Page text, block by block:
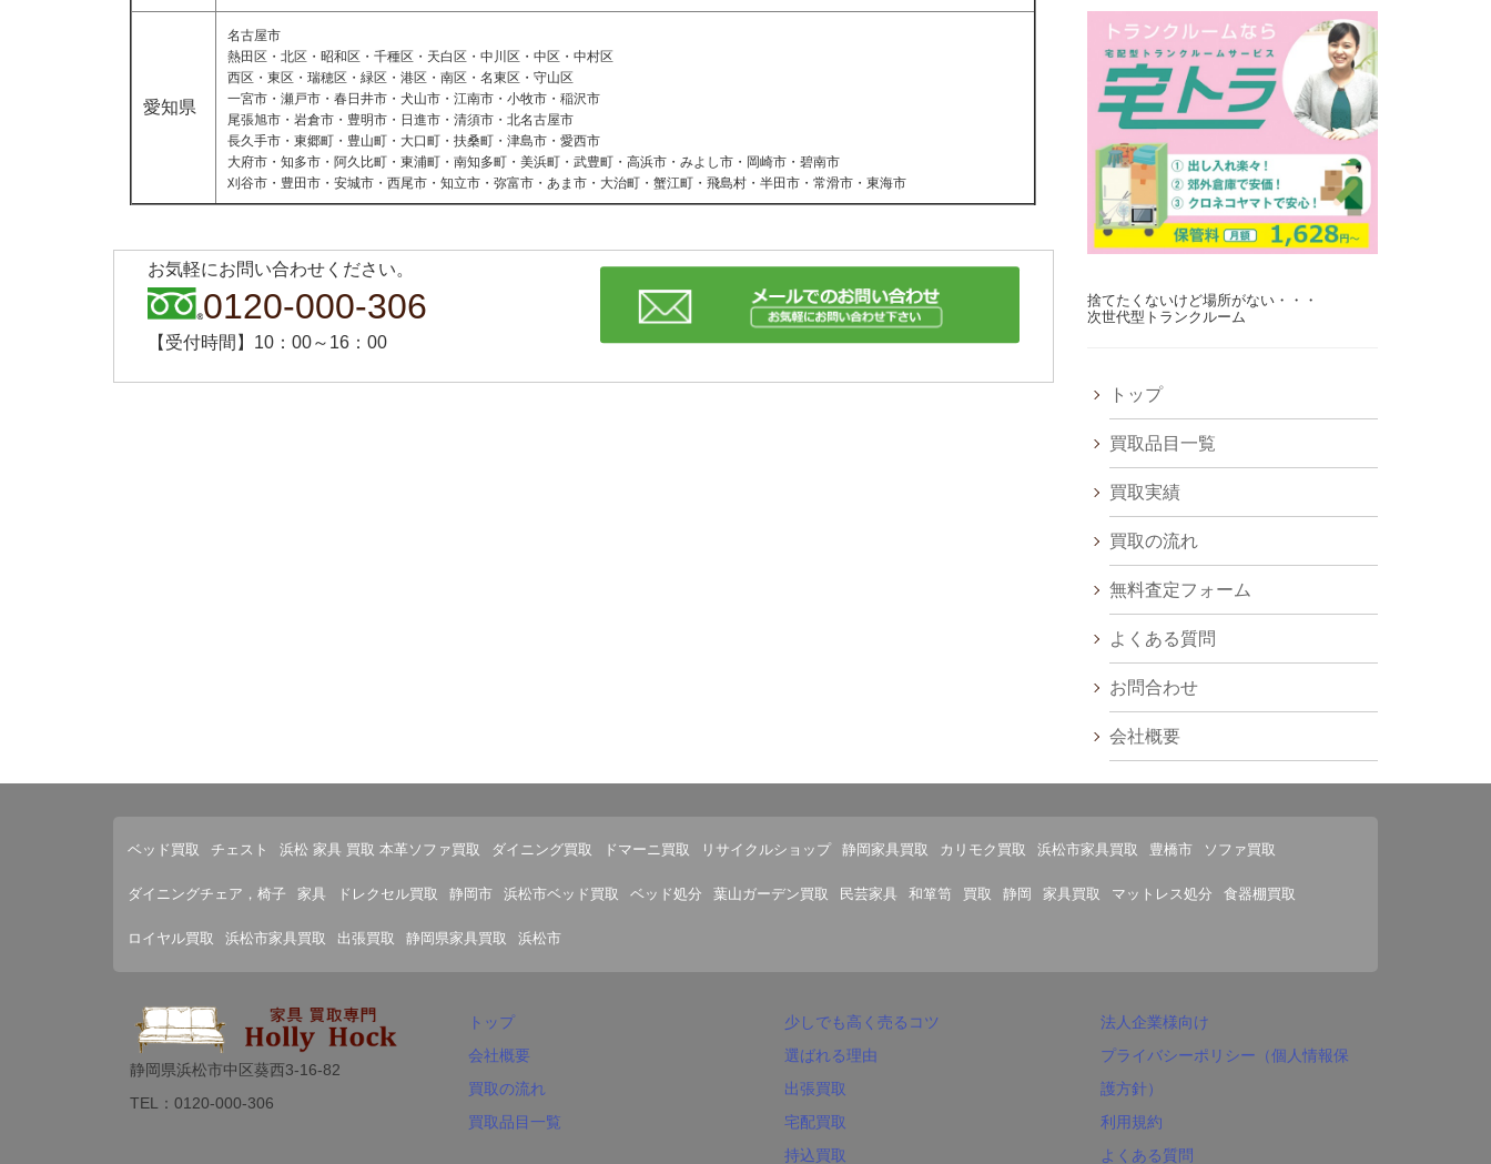
愛知県
名古屋市
熱田区・北区・昭和区・千種区・天白区・中川区・中区・中村区
西区・東区・瑞穂区・緑区・港区・南区・名東区・守山区
一宮市・瀬戸市・春日井市・犬山市・江南市・小牧市・稲沢市
尾張旭市・岩倉市・豊明市・日進市・清須市・北名古屋市
長久手市・東郷町・豊山町・大口町・扶桑町・津島市・愛西市
大府市・知多市・阿久比町・東浦町・南知多町・美浜町・武豊町・高浜市・みよし市・岡崎市・碧南市
刈谷市・豊田市・安城市・西尾市・知立市・弥富市・あま市・大治町・蟹江町・飛島村・半田市・常滑市・東海市
お気軽にお問い合わせください。
0120-000-306
【受付時間】10：00～16：00
捨てたくないけど場所がない・・・
次世代型トランクルーム
トップ
買取品目一覧
買取実績
買取の流れ
無料査定フォーム
よくある質問
お問合わせ
会社概要
ベッド買取 チェスト 浜松 家具 買取 本革ソファ買取 ダイニング買取 ドマーニ買取 リサイクルショップ 静岡家具買取 カリモク買取 浜松市家具買取 豊橋市 ソファ買取
ダイニングチェア，椅子 家具 ドレクセル買取 静岡市 浜松市ベッド買取 ベッド処分 葉山ガーデン買取 民芸家具 和箪笥 買取 静岡 家具買取 マットレス処分 食器棚買取
ロイヤル買取 浜松市家具買取 出張買取 静岡県家具買取 浜松市
静岡県浜松市中区葵西3-16-82
TEL：0120-000-306
トップ
会社概要
買取の流れ
買取品目一覧
少しでも高く売るコツ
選ばれる理由
出張買取
宅配買取
持込買取
法人企業様向け
プライバシーポリシー（個人情報保
護方針）
利用規約
よくある質問